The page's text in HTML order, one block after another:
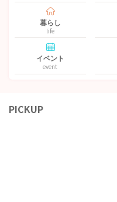
暮らし
life
イベント
event
PICKUP